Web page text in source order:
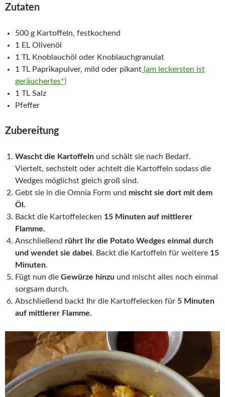
Zutaten
500 g Kartoffeln, festkochend
1 EL Olivenöl
1 TL Knoblauchöl oder Knoblauchgranulat
1 TL Paprikapulver, mild oder pikant (am leckersten ist
geräuchertes*)
1 TL Salz
Pfeffer
Zubereitung
Wascht die Kartoffeln und schält sie nach Bedarf.
Viertelt, sechstelt oder achtelt die Kartoffeln sodass die
Wedges möglichst gleich groß sind.
Gebt sie in die Omnia Form und mischt sie dort mit dem
Öl.
Backt die Kartoffelecken 15 Minuten auf mittlerer
Flamme.
Anschließend rührt Ihr die Potato Wedges einmal durch
und wendet sie dabei. Backt die Kartoffeln für weitere 15
Minuten.
Fügt nun die Gewürze hinzu und mischt alles noch einmal
sorgsam durch.
Abschließend backt Ihr die Kartoffelecken für 5 Minuten
auf mittlerer Flamme.